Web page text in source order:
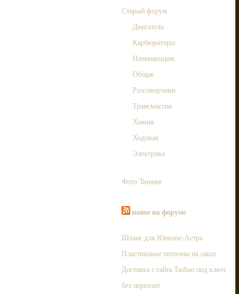
Старый форум
Двигатель
Карбюраторы
Начинающим
Общие
Разговорчики
Трансмиссия
Химия
Ходовая
Электрика
Фото Тюнинг
новое на форуме
Шланг для Юнилос-Астра
Пластиковые понтоны на заказ
Доставка с сайта Taobao под ключ
без переплат